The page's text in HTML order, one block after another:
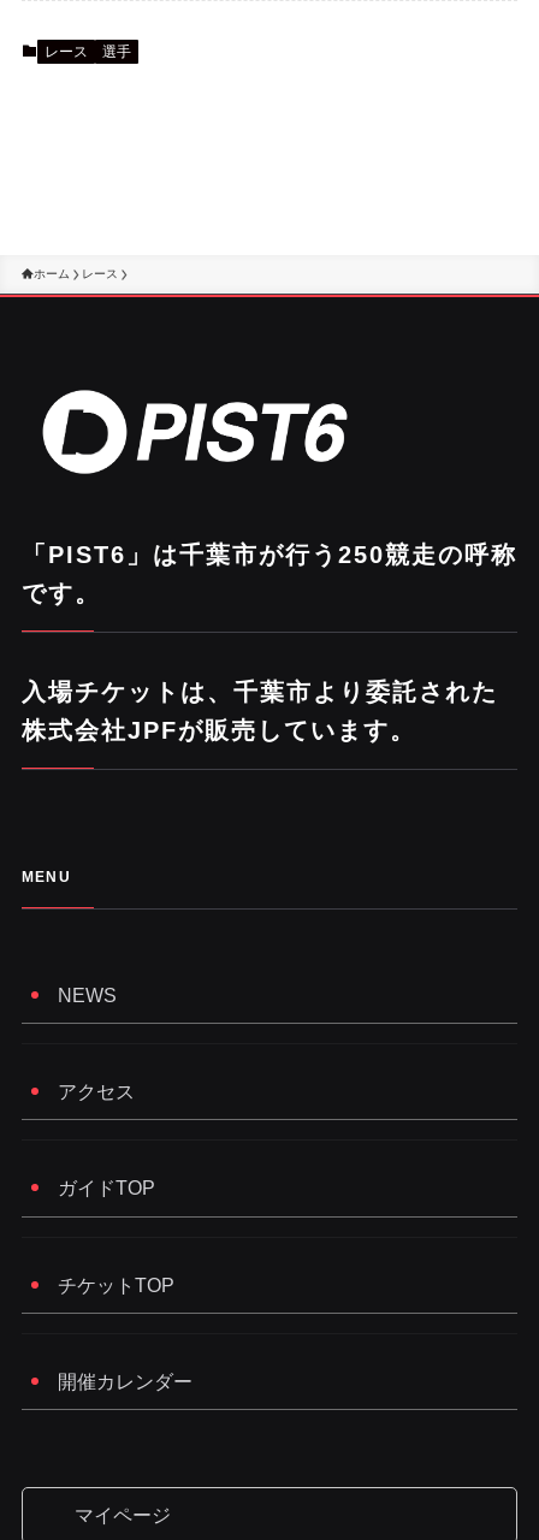
レース 選手
ホーム レース
「PIST6」は千葉市が行う250競走の呼称
です。
入場チケットは、千葉市より委託された
株式会社JPFが販売しています。
MENU
NEWS
アクセス
ガイドTOP
チケットTOP
開催カレンダー
マイページ